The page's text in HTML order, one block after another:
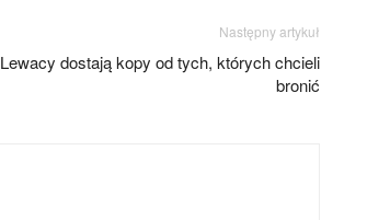
Następny artykuł
Lewacy dostają kopy od tych, których chcieli
bronić